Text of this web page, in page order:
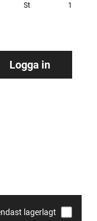
St
1
Logga in
lagerlagt